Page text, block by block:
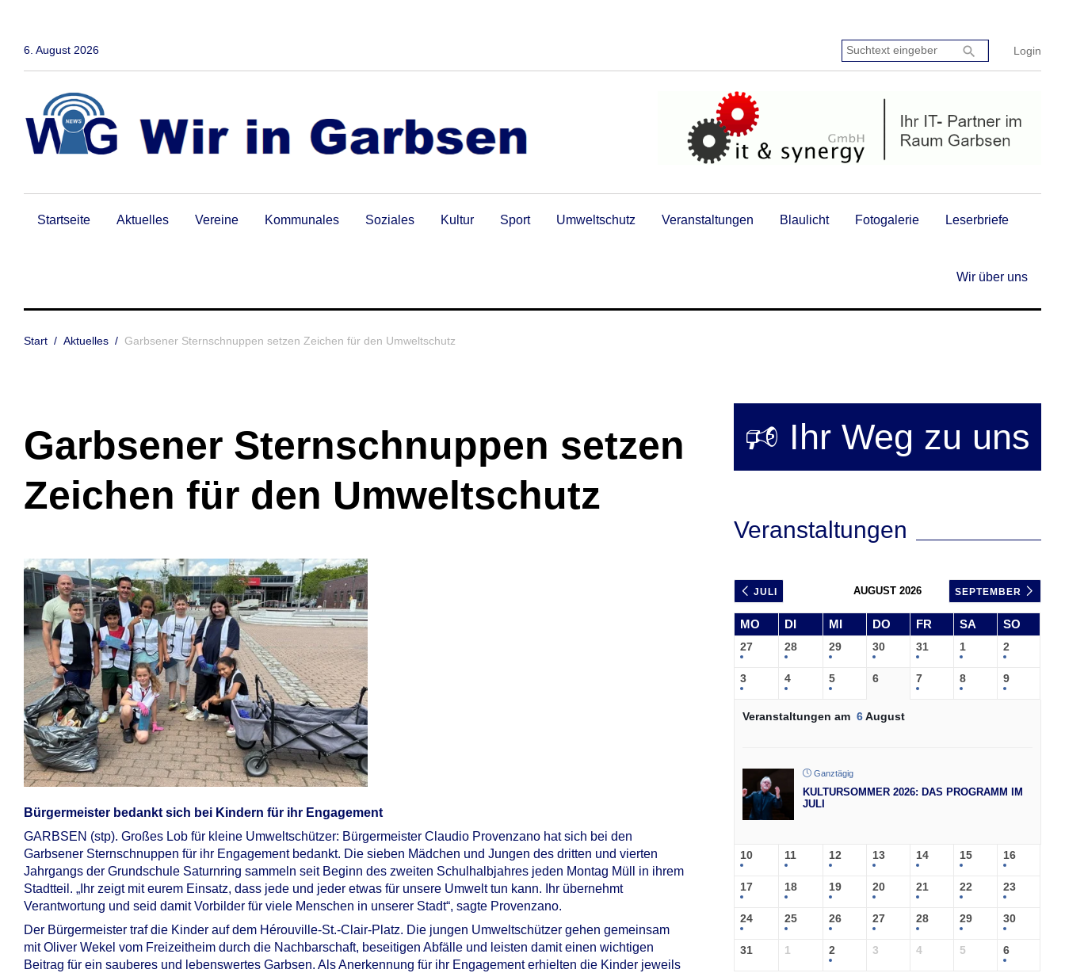
6. August 2026 Login
Suchtext
eingeben:
search
Startseite Aktuelles Vereine Kommunales Soziales Kultur Sport Umweltschutz Veranstaltungen Blaulicht Fotogalerie Leserbriefe
Wir über uns
Start / Aktuelles / Garbsener Sternschnuppen setzen Zeichen für den Umweltschutz
Garbsener Sternschnuppen setzen
Zeichen für den Umweltschutz
Bürgermeister bedankt sich bei Kindern für ihr Engagement
GARBSEN (stp). Großes Lob für kleine Umweltschützer: Bürgermeister Claudio Provenzano hat sich bei den
Garbsener Sternschnuppen für ihr Engagement bedankt. Die sieben Mädchen und Jungen des dritten und vierten
Jahrgangs der Grundschule Saturnring sammeln seit Beginn des zweiten Schulhalbjahres jeden Montag Müll in ihrem
Stadtteil. „Ihr zeigt mit eurem Einsatz, dass jede und jeder etwas für unsere Umwelt tun kann. Ihr übernehmt
Verantwortung und seid damit Vorbilder für viele Menschen in unserer Stadt“, sagte Provenzano.
Der Bürgermeister traf die Kinder auf dem Hérouville-St.-Clair-Platz. Die jungen Umweltschützer gehen gemeinsam
mit Oliver Wekel vom Freizeitheim durch die Nachbarschaft, beseitigen Abfälle und leisten damit einen wichtigen
Beitrag für ein sauberes und lebenswertes Garbsen. Als Anerkennung für ihr Engagement erhielten die Kinder jeweils
🕫 Ihr Weg zu uns
Veranstaltungen
JULI AUGUST 2026 SEPTEMBER
MO DI MI DO FR SA SO
27 28 29 30 31 1 2
3 4 5 6 7 8 9
Veranstaltungen am 6August
Ganztägig
KULTURSOMMER 2026: DAS PROGRAMM IM
JULI
10 11 12 13 14 15 16
17 18 19 20 21 22 23
24 25 26 27 28 29 30
31 1 2 3 4 5 6